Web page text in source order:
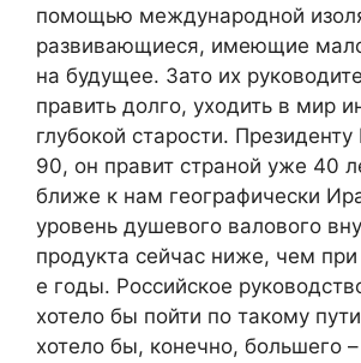
помощью международной
развивающиеся, имеющие
на будущее. Зато их
править долго, уходить в мир
глубокой старости.
90, он правит страной уже 40
ближе к нам географически
уровень душевого валового
продукта сейчас ниже, чем
е годы. Российское
хотело бы пойти по такому
хотело бы, конечно, большего